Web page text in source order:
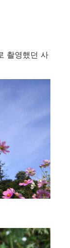
촬영했던 사